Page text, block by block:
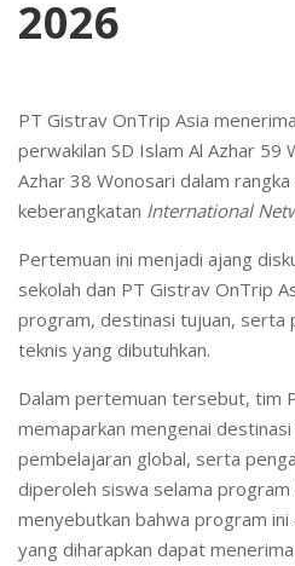
2026
PT Gistrav OnTrip Asia
perwakilan SD Islam Al Azhar 59
Azhar 38 Wonosari dalam
keberangkatan International
Pertemuan ini menjadi ajang
sekolah dan PT Gistrav OnTrip
program, destinasi tujuan, serta
teknis yang dibutuhkan.
Dalam pertemuan tersebut, tim
memaparkan mengenai
pembelajaran global, serta
diperoleh siswa selama program
menyebutkan bahwa program
yang diharapkan dapat